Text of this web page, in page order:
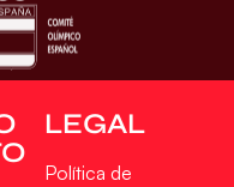
LEGAL
Política de